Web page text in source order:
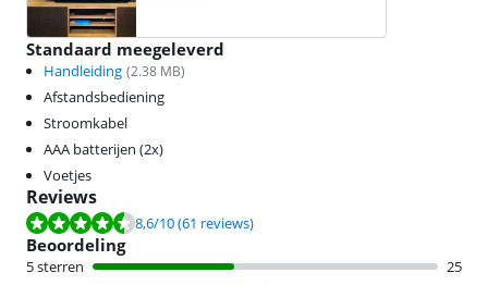
Standaard meegeleverd
Handleiding (2.38 MB)
Afstandsbediening
Stroomkabel
AAA batterijen (2x)
Voetjes
Reviews
Beoordeling is 8,6 van de 10, gebaseerd op 61 reviews.
8,6/10(61 reviews)
Beoordeling
5 sterren
25